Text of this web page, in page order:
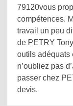
79120vous
compétences.
travail un peu
de PETRY
outils adéquats
n’oubliez pas
passer chez
devis.